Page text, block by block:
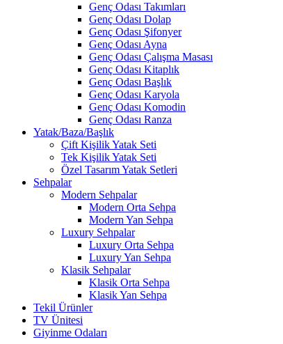
Genç Odası Takımları
Genç Odası Dolap
Genç Odası Şifonyer
Genç Odası Ayna
Genç Odası Çalışma Masası
Genç Odası Kitaplık
Genç Odası Başlık
Genç Odası Karyola
Genç Odası Komodin
Genç Odası Ranza
Yatak/Baza/Başlık
Çift Kişilik Yatak Seti
Tek Kişilik Yatak Seti
Özel Tasarım Yatak Setleri
Sehpalar
Modern Sehpalar
Modern Orta Sehpa
Modern Yan Sehpa
Luxury Sehpalar
Luxury Orta Sehpa
Luxury Yan Sehpa
Klasik Sehpalar
Klasik Orta Sehpa
Klasik Yan Sehpa
Tekil Ürünler
TV Ünitesi
Giyinme Odaları